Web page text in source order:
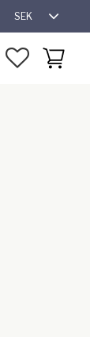
SEK
FAVORITES
BASKET